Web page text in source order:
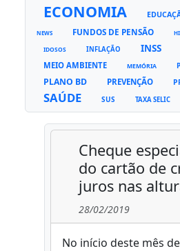
ECONOMIA
NEWS FUNDOS DE PENSÃO
IDOSOS INFLAÇÃO INSS
MEIO AMBIENTE MEMÓRIA
PLANO BD PREVENÇÃO
SAÚDE SUS TAXA SELIC
Cheque
do cartão de
juros nas
28/02/2019
No início deste mês